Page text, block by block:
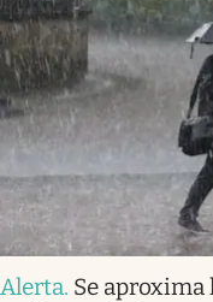
Alerta. Se aproxima